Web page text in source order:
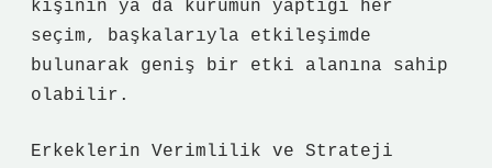
kişinin ya da kurumun yaptığı her
seçim, başkalarıyla etkileşimde
bulunarak geniş bir etki alanına sahip
olabilir.
Erkeklerin Verimlilik ve Strateji